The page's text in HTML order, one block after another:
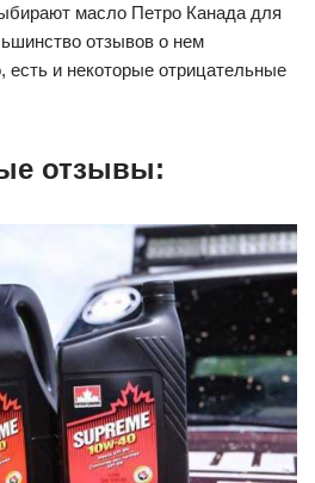
масло Петро Канада для
отзывов о нем
и некоторые отрицательные
отзывы: